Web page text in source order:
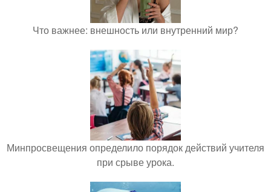
Что важнее: внешность или внутренний мир?
Минпросвещения определило порядок действий учителя
при срыве урока.